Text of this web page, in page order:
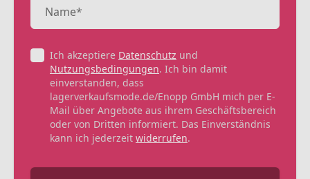
Ich akzeptiere Datenschutz und
Nutzungsbedingungen. Ich bin damit
einverstanden, dass
lagerverkaufsmode.de/Enopp GmbH mich per E-
Mail über Angebote aus ihrem Geschäftsbereich
oder von Dritten informiert. Das Einverständnis
kann ich jederzeit widerrufen.